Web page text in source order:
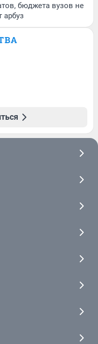
бюджета вузов не
арбуз